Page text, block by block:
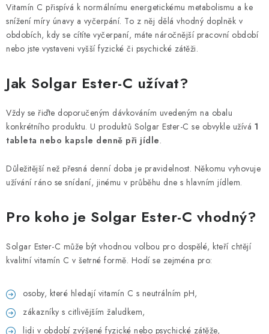
Vitamín C přispívá k normálnímu energetickému metabolismu a ke
snížení míry únavy a vyčerpání. To z něj dělá vhodný doplněk v
obdobích, kdy se cítíte vyčerpaní, máte náročnější pracovní období
nebo jste vystaveni vyšší fyzické či psychické zátěži.
Jak Solgar Ester-C užívat?
Vždy se řiďte doporučeným dávkováním uvedeným na obalu
konkrétního produktu. U produktů Solgar Ester-C se obvykle užívá 1
tableta nebo kapsle denně při jídle.
Důležitější než přesná denní doba je pravidelnost. Někomu vyhovuje
užívání ráno se snídaní, jinému v průběhu dne s hlavním jídlem.
Pro koho je Solgar Ester-C vhodný?
Solgar Ester-C může být vhodnou volbou pro dospělé, kteří chtějí
kvalitní vitamín C v šetrné formě. Hodí se zejména pro:
osoby, které hledají vitamín C s neutrálním pH,
zákazníky s citlivějším žaludkem,
lidi v období zvýšené fyzické nebo psychické zátěže,